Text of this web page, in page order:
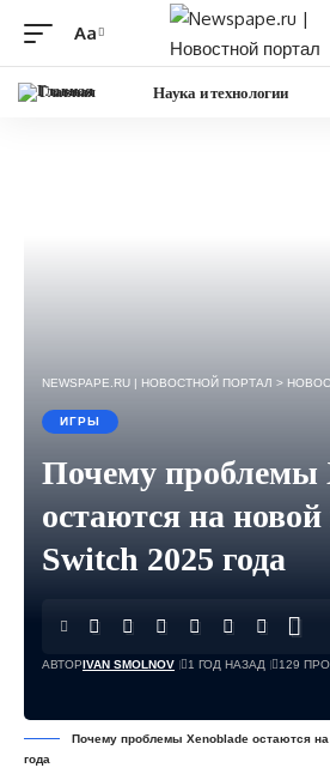
Изменение
Aa
Главная Наука и технологии
NEWSPAPE.RU | НОВОСТНОЙ ПОРТАЛ > НОВОСТИ
ИГРЫ
Почему проблемы
остаются на
Switch 2025 года
АВТОРIVAN SMOLNOV 1 ГОД НАЗАД 129
Почему проблемы Xenoblade остаются
года